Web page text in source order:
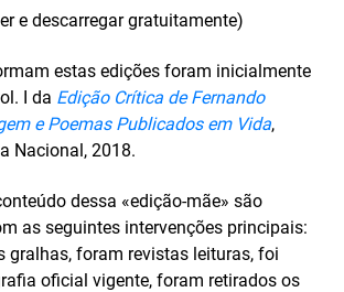
e descarregar gratuitamente)
estas edições foram inicialmente
I da Edição Crítica de Fernando
e Poemas Publicados em Vida,
Nacional, 2018.
dessa «edição-mãe» são
as seguintes intervenções principais:
gralhas, foram revistas leituras, foi
oficial vigente, foram retirados os